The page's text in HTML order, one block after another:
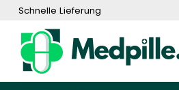
Zum
springen
Schnelle Lieferung